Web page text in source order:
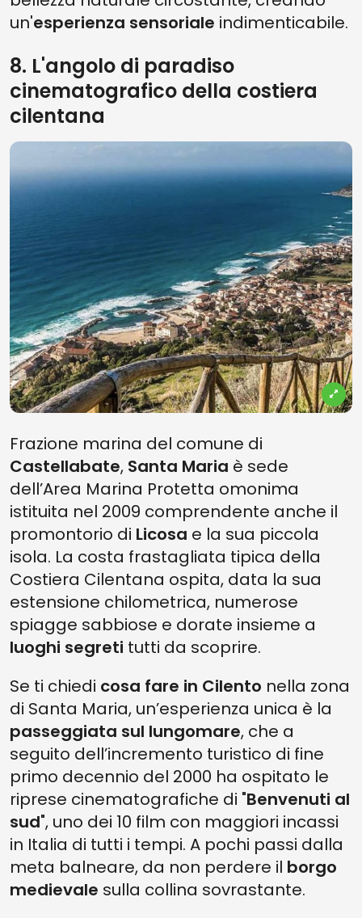
un'esperienza sensoriale indimenticabile.
8. L'angolo di paradiso
cinematografico della costiera
cilentana
Frazione marina del comune di
Castellabate, Santa Maria è sede
dell’Area Marina Protetta omonima
istituita nel 2009 comprendente anche il
promontorio di Licosa e la sua piccola
isola. La costa frastagliata tipica della
Costiera Cilentana ospita, data la sua
estensione chilometrica, numerose
spiagge sabbiose e dorate insieme a
luoghi segreti tutti da scoprire.
Se ti chiedi cosa fare in Cilento nella zona
di Santa Maria, un’esperienza unica è la
passeggiata sul lungomare, che a
seguito dell’incremento turistico di fine
primo decennio del 2000 ha ospitato le
riprese cinematografiche di "Benvenuti al
sud", uno dei 10 film con maggiori incassi
in Italia di tutti i tempi. A pochi passi dalla
meta balneare, da non perdere il borgo
medievale sulla collina sovrastante.